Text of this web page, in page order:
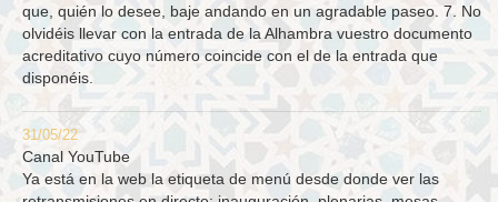
que, quién lo desee, baje andando en un agradable paseo. 7. No
olvidéis llevar con la entrada de la Alhambra vuestro documento
acreditativo cuyo número coincide con el de la entrada que
disponéis.
31/05/22
Canal YouTube
Ya está en la web la etiqueta de menú desde donde ver las